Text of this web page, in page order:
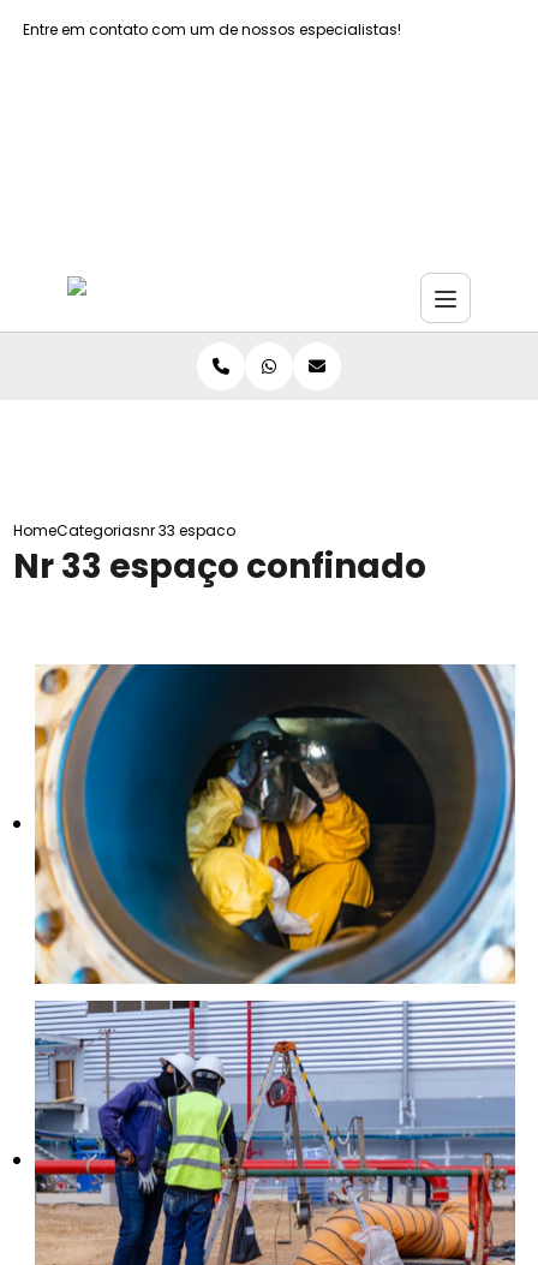
Entre em contato com um de nossos especialistas!
HomeCategoriasnr 33 espaco confinado
Nr 33 espaço confinado